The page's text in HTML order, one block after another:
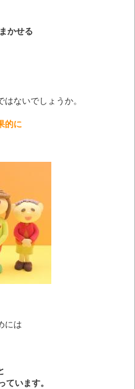
かせる
ないでしょうか。
的に
には
ています。